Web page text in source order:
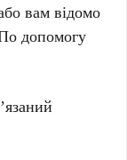
вам відомо
допомогу